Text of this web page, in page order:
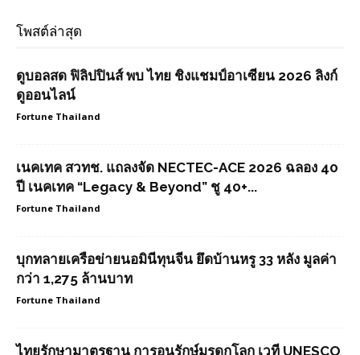
โพสต์ล่าสุด
ดูบอลสด ฟิลิปปินส์ พบ ไทย ชิงแชมป์อาเซียน 2026 ลิงก์
ดูออนไลน์
Fortune Thailand
เนคเทค สวทช. แถลงจัด NECTEC-ACE 2026 ฉลอง 40
ปี เนคเทค “Legacy & Beyond” ชู 40+...
Fortune Thailand
บุกทลายเครือข่ายนอมินีทุนจีน ยึดบ้านหรู 33 หลัง มูลค่า
กว่า 1,275 ล้านบาท
Fortune Thailand
ไทยรักษามาตรฐาน การอนุรักษ์มรดกโลก เวที UNESCO